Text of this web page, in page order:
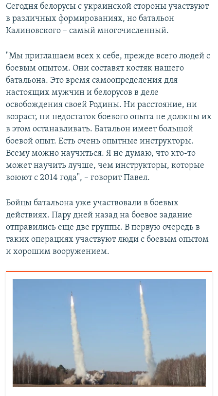
Сегодня белорусы с украинской стороны участвуют
в различных формированиях, но батальон
Калиновского – самый многочисленный.
"Мы приглашаем всех к себе, прежде всего людей с
боевым опытом. Они составят костяк нашего
батальона. Это время самоопределения для
настоящих мужчин и белорусов в деле
освобождения своей Родины. Ни расстояние, ни
возраст, ни недостаток боевого опыта не должны их
в этом останавливать. Батальон имеет большой
боевой опыт. Есть очень опытные инструкторы.
Всему можно научиться. Я не думаю, что кто-то
может научить лучше, чем инструкторы, которые
воюют с 2014 года", – говорит Павел.
Бойцы батальона уже участвовали в боевых
действиях. Пару дней назад на боевое задание
отправились еще две группы. В первую очередь в
таких операциях участвуют люди с боевым опытом
и хорошим вооружением.